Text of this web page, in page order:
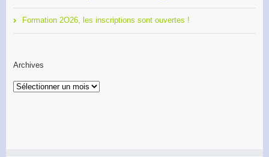
Formation 2O26, les inscriptions sont ouvertes !
Archives
Archives